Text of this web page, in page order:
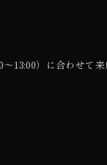
13:00）に合わせて